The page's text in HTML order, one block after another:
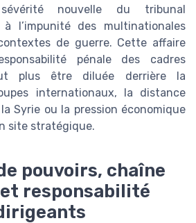
nouvelle du tribunal
l’impunité des multinationales
de guerre. Cette affaire
pénale des cadres
plus être diluée derrière la
internationaux, la distance
Syrie ou la pression économique
site stratégique.
pouvoirs, chaîne
responsabilité